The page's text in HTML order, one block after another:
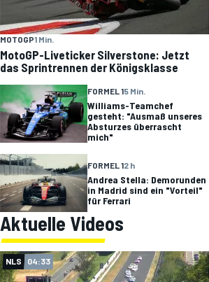
MOTOGP1 Min.
MotoGP-Liveticker Silverstone: Jetzt
das Sprintrennen der Königsklasse
FORMEL 15 Min.
Williams-Teamchef
gesteht: "Ausmaß unseres
Absturzes überrascht
mich"
FORMEL 12 h
Andrea Stella: Demorunden
in Madrid sind ein "Vorteil"
für Ferrari
Aktuelle Videos
NLS 04:33